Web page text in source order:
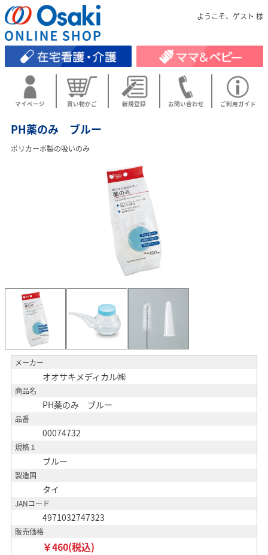
ようこそ、ゲスト 様
マイページ 買い物かご 新規登録 お問い合わせ ご利用ガイド
PH薬のみ ブルー
ポリカーボ製の吸いのみ
メーカー
オオサキメディカル㈱
商品名
PH薬のみ ブルー
品番
00074732
規格１
ブルー
製造国
タイ
JANコード
4971032747323
販売価格
￥460(税込)